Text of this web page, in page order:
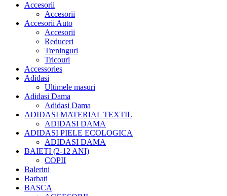
Accesorii
Accesorii
Accesorii Auto
Accesorii
Reduceri
Treninguri
Tricouri
Accessories
Adidasi
Ultimele masuri
Adidasi Dama
Adidasi Dama
ADIDASI MATERIAL TEXTIL
ADIDASI DAMA
ADIDASI PIELE ECOLOGICA
ADIDASI DAMA
BAIETI (2-12 ANI)
COPII
Balerini
Barbati
BASCA